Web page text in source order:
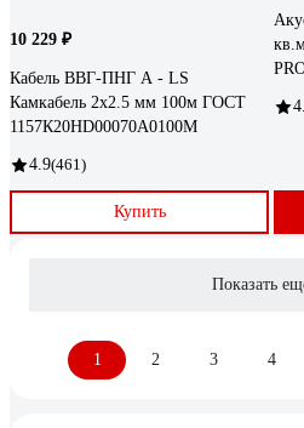
10 229 ₽
Кабель ВВГ-ПНГ А - LS
Камкабель 2x2.5 мм 100м ГОСТ
1157К20HD00070А0100М
4.9(461)
Купить
Показать
1 2 3 4